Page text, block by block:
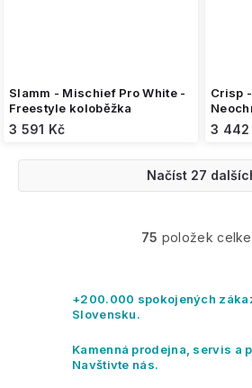
Slamm - Mischief Pro White -
Freestyle koloběžka
3 591 Kč
Crisp
3 442
l
a
p
Načíst 27
75 položek
+200.000 spokojených
Slovensku.
Kamenná prodejna, servis a
Navštivte nás.